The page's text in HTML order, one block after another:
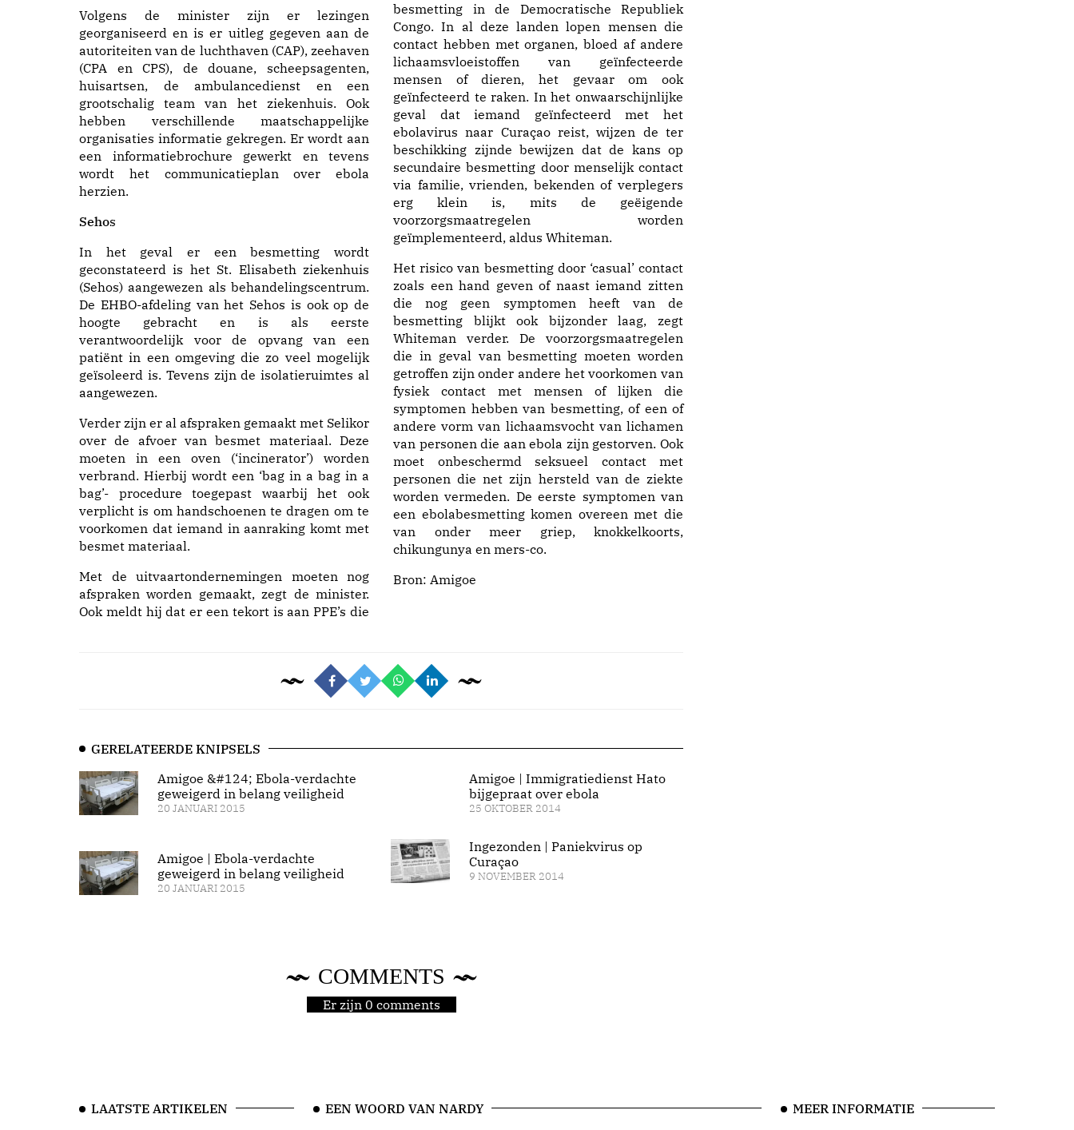
Volgens de minister zijn er lezingen
georganiseerd en is er uitleg gegeven aan de
autoriteiten van de luchthaven (CAP), zeehaven
(CPA en CPS), de douane, scheepsagenten,
huisartsen, de ambulancedienst en een
grootschalig team van het ziekenhuis. Ook
hebben verschillende maatschappelijke
organisaties informatie gekregen. Er wordt aan
een informatiebrochure gewerkt en tevens
wordt het communicatieplan over ebola
herzien.
Sehos
In het geval er een besmetting wordt
geconstateerd is het St. Elisabeth ziekenhuis
(Sehos) aangewezen als behandelingscentrum.
De EHBO-afdeling van het Sehos is ook op de
hoogte gebracht en is als eerste
verantwoordelijk voor de opvang van een
patiënt in een omgeving die zo veel mogelijk
geïsoleerd is. Tevens zijn de isolatieruimtes al
aangewezen.
Verder zijn er al afspraken gemaakt met Selikor
over de afvoer van besmet materiaal. Deze
moeten in een oven (‘incinerator’) worden
verbrand. Hierbij wordt een ‘bag in a bag in a
bag’- procedure toegepast waarbij het ook
verplicht is om handschoenen te dragen om te
voorkomen dat iemand in aanraking komt met
besmet materiaal.
Met de uitvaartondernemingen moeten nog
afspraken worden gemaakt, zegt de minister.
Ook meldt hij dat er een tekort is aan PPE’s die
besmetting in de Democratische Republiek
Congo. In al deze landen lopen mensen die
contact hebben met organen, bloed af andere
lichaamsvloeistoffen van geïnfecteerde
mensen of dieren, het gevaar om ook
geïnfecteerd te raken. In het onwaarschijnlijke
geval dat iemand geïnfecteerd met het
ebolavirus naar Curaçao reist, wijzen de ter
beschikking zijnde bewijzen dat de kans op
secundaire besmetting door menselijk contact
via familie, vrienden, bekenden of verplegers
erg klein is, mits de geëigende
voorzorgsmaatregelen worden
geïmplementeerd, aldus Whiteman.
Het risico van besmetting door ‘casual’ contact
zoals een hand geven of naast iemand zitten
die nog geen symptomen heeft van de
besmetting blijkt ook bijzonder laag, zegt
Whiteman verder. De voorzorgsmaatregelen
die in geval van besmetting moeten worden
getroffen zijn onder andere het voorkomen van
fysiek contact met mensen of lijken die
symptomen hebben van besmetting, of een of
andere vorm van lichaamsvocht van lichamen
van personen die aan ebola zijn gestorven. Ook
moet onbeschermd seksueel contact met
personen die net zijn hersteld van de ziekte
worden vermeden. De eerste symptomen van
een ebolabesmetting komen overeen met die
van onder meer griep, knokkelkoorts,
chikungunya en mers-co.
Bron: Amigoe
GERELATEERDE KNIPSELS
Amigoe &#124; Ebola-verdachte
geweigerd in belang veiligheid
20 JANUARI 2015
Amigoe | Ebola-verdachte
geweigerd in belang veiligheid
20 JANUARI 2015
Amigoe | Immigratiedienst Hato
bijgepraat over ebola
25 OKTOBER 2014
Ingezonden | Paniekvirus op
Curaçao
9 NOVEMBER 2014
COMMENTS
Er zijn 0 comments
LAATSTE ARTIKELEN EEN WOORD VAN NARDY MEER INFORMATIE